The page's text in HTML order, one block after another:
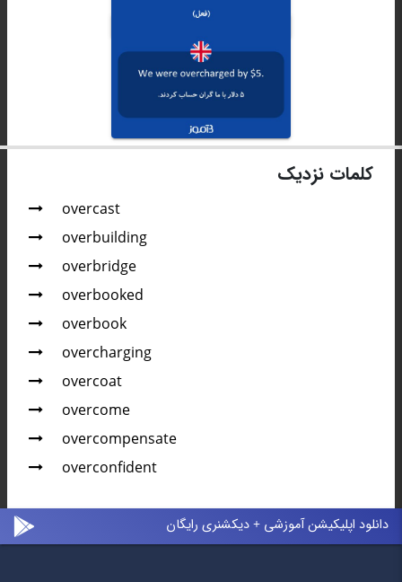
کلمات نزدیک
overcast
overbuilding
overbridge
overbooked
overbook
overcharging
overcoat
overcome
overcompensate
overconfident
دانلود اپلیکیشن آموزشی + دیکشنری رایگان